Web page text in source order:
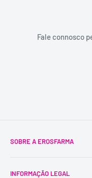
Fale connosco pelo
SOBRE A EROSFARMA
Portugal, pioneira na
INFORMAÇÃO LEGAL